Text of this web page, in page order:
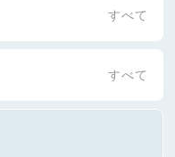
すべて
すべて